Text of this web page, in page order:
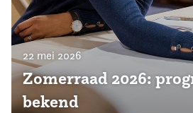
22 mei 2026
Zomerraad 2026:
bekend